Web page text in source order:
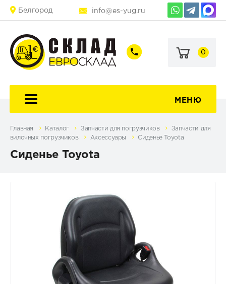
Белгород info@es-yug.ru
+7
60-
+7
69-
0
МЕНЮ
Главная Каталог Запчасти для погрузчиков
Запчасти для
вилочных погрузчиков
Аксессуары Сиденье Toyota
Сиденье Toyota